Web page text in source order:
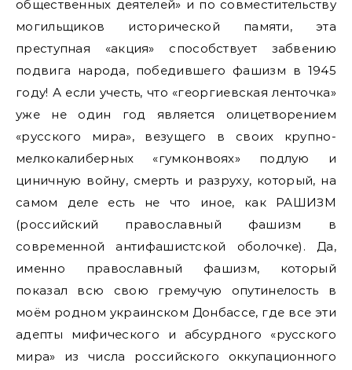
общественных деятелей» и по совместительству
могильщиков исторической памяти, эта
преступная «акция» способствует забвению
подвига народа, победившего фашизм в 1945
году! А если учесть, что «георгиевская ленточка»
уже не один год является олицетворением
«русского мира», везущего в своих крупно-
мелкокалиберных «гумконвоях» подлую и
циничную войну, смерть и разруху, который, на
самом деле есть не что иное, как РАШИЗМ
(российский православный фашизм в
современной антифашистской оболочке). Да,
именно православный фашизм, который
показал всю свою гремучую опутинелость в
моём родном украинском Донбассе, где все эти
адепты мифического и абсурдного «русского
мира» из числа российского оккупационного